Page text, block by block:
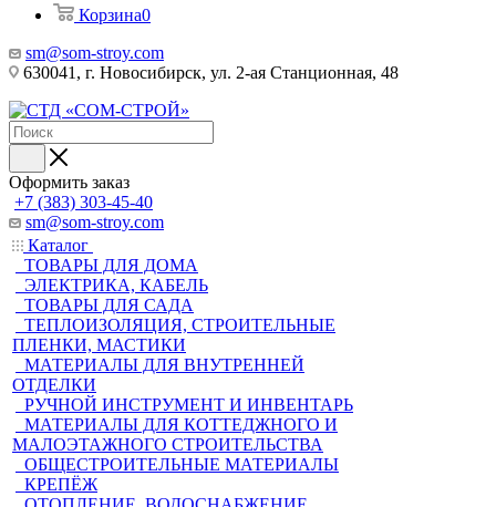
Корзина0
sm@som-stroy.com
630041, г. Новосибирск, ул. 2-ая Станционная, 48
Оформить заказ
+7 (383) 303-45-40
sm@som-stroy.com
Каталог
ТОВАРЫ ДЛЯ ДОМА
ЭЛЕКТРИКА, КАБЕЛЬ
ТОВАРЫ ДЛЯ САДА
ТЕПЛОИЗОЛЯЦИЯ, СТРОИТЕЛЬНЫЕ
ПЛЕНКИ, МАСТИКИ
МАТЕРИАЛЫ ДЛЯ ВНУТРЕННЕЙ
ОТДЕЛКИ
РУЧНОЙ ИНСТРУМЕНТ И ИНВЕНТАРЬ
МАТЕРИАЛЫ ДЛЯ КОТТЕДЖНОГО И
МАЛОЭТАЖНОГО СТРОИТЕЛЬСТВА
ОБЩЕСТРОИТЕЛЬНЫЕ МАТЕРИАЛЫ
КРЕПЁЖ